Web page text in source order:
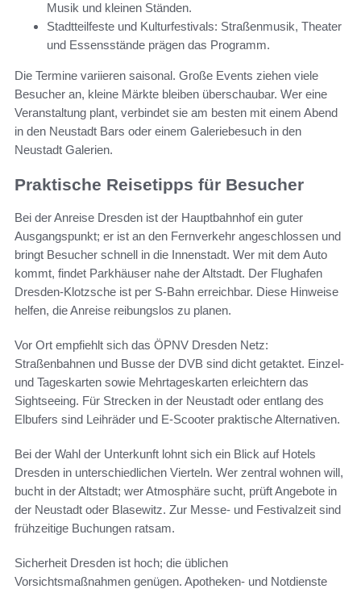
Musik und kleinen Ständen.
Stadtteilfeste und Kulturfestivals: Straßenmusik, Theater
und Essensstände prägen das Programm.
Die Termine variieren saisonal. Große Events ziehen viele
Besucher an, kleine Märkte bleiben überschaubar. Wer eine
Veranstaltung plant, verbindet sie am besten mit einem Abend
in den Neustadt Bars oder einem Galeriebesuch in den
Neustadt Galerien.
Praktische Reisetipps für Besucher
Bei der Anreise Dresden ist der Hauptbahnhof ein guter
Ausgangspunkt; er ist an den Fernverkehr angeschlossen und
bringt Besucher schnell in die Innenstadt. Wer mit dem Auto
kommt, findet Parkhäuser nahe der Altstadt. Der Flughafen
Dresden-Klotzsche ist per S-Bahn erreichbar. Diese Hinweise
helfen, die Anreise reibungslos zu planen.
Vor Ort empfiehlt sich das ÖPNV Dresden Netz:
Straßenbahnen und Busse der DVB sind dicht getaktet. Einzel-
und Tageskarten sowie Mehrtageskarten erleichtern das
Sightseeing. Für Strecken in der Neustadt oder entlang des
Elbufers sind Leihräder und E-Scooter praktische Alternativen.
Bei der Wahl der Unterkunft lohnt sich ein Blick auf Hotels
Dresden in unterschiedlichen Vierteln. Wer zentral wohnen will,
bucht in der Altstadt; wer Atmosphäre sucht, prüft Angebote in
der Neustadt oder Blasewitz. Zur Messe- und Festivalzeit sind
frühzeitige Buchungen ratsam.
Sicherheit Dresden ist hoch; die üblichen
Vorsichtsmaßnahmen genügen. Apotheken- und Notdienste